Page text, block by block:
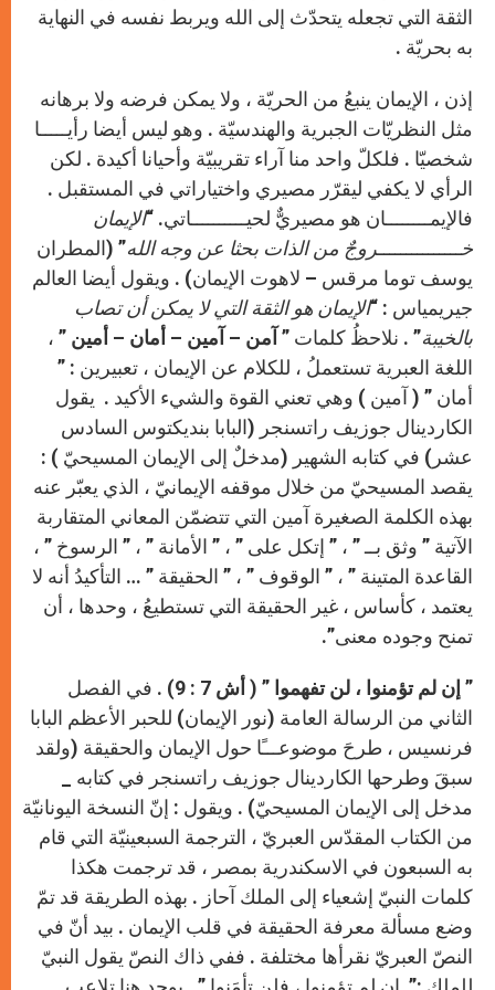
الثقة التي تجعله يتحدّث إلى الله ويربط نفسه في النهاية
به بحريّة .
إذن ، الإيمان ينبعُ من الحريّة ، ولا يمكن فرضه ولا برهانه
مثل النظريّات الجبرية والهندسيّة . وهو ليس أيضا رأيـــــا
شخصيّا . فلكلّ واحد منا آراء تقريبيّة وأحيانا أكيدة . لكن
الرأي لا يكفي ليقرّر مصيري واختياراتي في المستقبل .
فالإيمــــــــان هو مصيريٌّ لحيــــــــــاتي. “الإيمان
خـــــــــــــــروجٌ من الذات بحثا عن وجه الله” (المطران
يوسف توما مرقس – لاهوت الإيمان) . ويقول أيضا العالم
جيريمياس : “الإيمان هو الثقة التي لا يمكن أن تصاب
بالخيبة” . نلاحظُ كلمات ” آمن – آمين – أمان – أمين ” ،
اللغة العبرية تستعملُ ، للكلام عن الإيمان ، تعبيرين : ”
أمان ” ( آمين ) وهي تعني القوة والشيء الأكيد . يقول
الكاردينال جوزيف راتسنجر (البابا بنديكتوس السادس
عشر) في كتابه الشهير (مدخلٌ إلى الإيمان المسيحيّ ) :
يقصد المسيحيّ من خلال موقفه الإيمانيّ ، الذي يعبّر عنه
بهذه الكلمة الصغيرة آمين التي تتضمّن المعاني المتقاربة
الآتية ” وثق بــ ” ، ” إتكل على ” ، ” الأمانة ” ، ” الرسوخ ” ،
القاعدة المتينة ” ، ” الوقوف ” ، ” الحقيقة ” … التأكيدُ أنه لا
يعتمد ، كأساس ، غير الحقيقة التي تستطيعُ ، وحدها ، أن
تمنح وجوده معنى”.
” إن لم تؤمنوا ، لن تفهموا ” ( أش 7 : 9)
. في الفصل
الثاني من الرسالة العامة (نور الإيمان) للحبر الأعظم البابا
فرنسيس ، طرحَ موضوعـــًا حول الإيمان والحقيقة (ولقد
سبقَ وطرحها الكاردينال جوزيف راتسنجر في كتابه _
مدخل إلى الإيمان المسيحيّ) . ويقول : إنّ النسخة اليونانيّة
من الكتاب المقدّس العبريّ ، الترجمة السبعينيّة التي قام
به السبعون في الاسكندرية بمصر ، قد ترجمت هكذا
كلمات النبيّ إشعياء إلى الملك آحاز . بهذه الطريقة قد تمّ
وضع مسألة معرفة الحقيقة في قلب الإيمان . بيد أنّ في
النصّ العبريّ نقرأها مختلفة . ففي ذاك النصّ يقول النبيّ